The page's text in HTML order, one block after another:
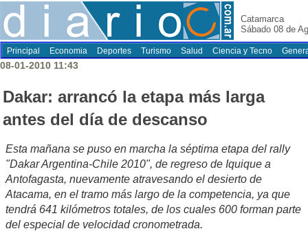
Catamarca
Sábado 08 de
Principal Economia Deportes Turismo Salud Ciencia y Tecno
08-01-2010 11:43
Dakar: arrancó la etapa más larga
antes del día de descanso
Esta mañana se puso en marcha la séptima etapa del rally
"Dakar Argentina-Chile 2010", de regreso de Iquique a
Antofagasta, nuevamente atravesando el desierto de
Atacama, en el tramo más largo de la competencia, ya que
tendrá 641 kilómetros totales, de los cuales 600 forman parte
del especial de velocidad cronometrada.